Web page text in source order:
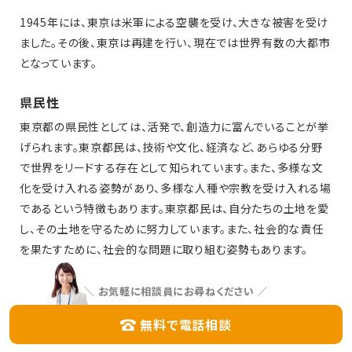
1945年には、東京は米軍による空襲を受け、大きな被害を受け
ました。その後、東京は再建を行い、現在では世界有数の大都市
となっています。
県民性
東京都の県民性としては、活発で、創造力に富んでいることが挙
げられます。東京都民は、技術や文化、経済など、あらゆる分野
で世界をリードする存在として知られています。また、多様な文
化を受け入れる姿勢があり、多様な人種や宗教を受け入れる場
であるという特徴もあります。東京都民は、自分たちの土地を愛
し、その土地を守るために努力しています。また、社会的な責任
を果たすために、社会的な問題に取り組む姿勢もあります。
生活しやすさ
都内には、多様な文化・食文化・芸術・娯楽などがあり、生活しや
＼ お気軽に相談員にお尋ねください ／
無料で電話相談